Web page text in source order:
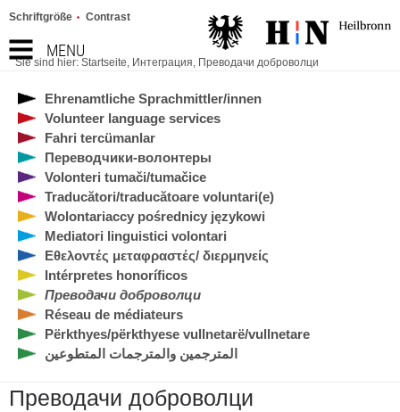
MENU
Schriftgröße Contrast
Sie sind hier: Startseite, Интеграция, Преводачи доброволци
Ehrenamtliche Sprachmittler/innen
Volunteer language services
Fahri tercümanlar
Переводчики-волонтеры
Volonteri tumači/tumačice
Traducători/traducătoare voluntari(e)
Wolontariaccy pośrednicy językowi
Mediatori linguistici volontari
Εθελοντές μεταφραστές/ διερμηνείς
Intérpretes honoríficos
Преводачи доброволци
Réseau de médiateurs
Përkthyes/përkthyese vullnetarë/vullnetare
المترجمين والمترجمات المتطوعين
Преводачи доброволци